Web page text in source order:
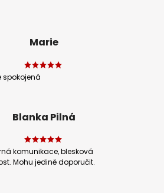
Marie
spokojená
Blanka Pilná
komunikace, blesková
Mohu jedině doporučit.